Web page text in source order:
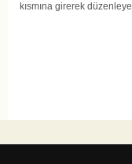
kısmına girerek